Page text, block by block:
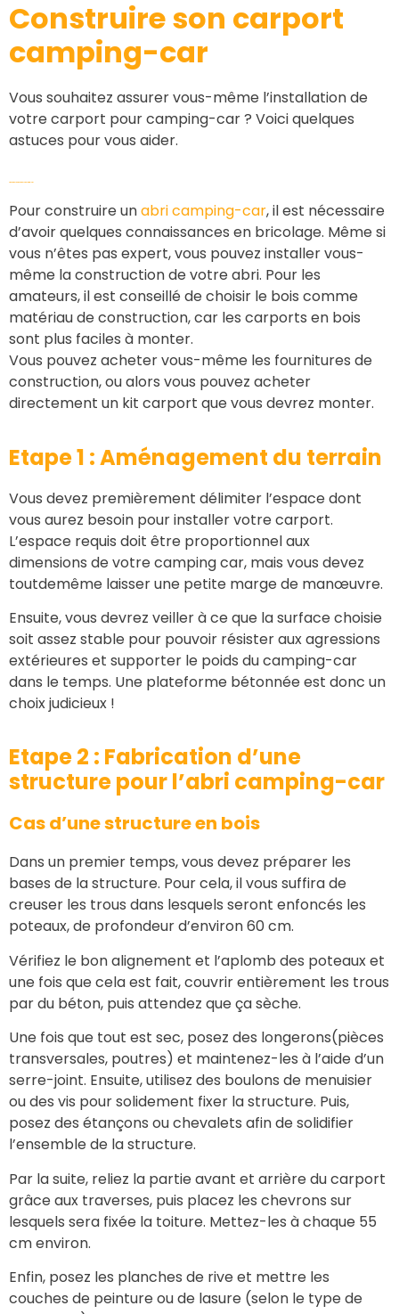
Construire son carport
camping-car
Vous souhaitez assurer vous-même l’installation de
votre carport pour camping-car ? Voici quelques
astuces pour vous aider.
Fabriquer un abri pour camping-car
Pour construire unabri camping-car, il est nécessaire
d’avoir quelques connaissances en bricolage. Même si
vous n’êtes pas expert, vous pouvez installer vous-
même la construction de votre abri. Pour les
amateurs, il est conseillé de choisir le bois comme
matériau de construction, car les carports en bois
sont plus faciles à monter.
Vous pouvez acheter vous-même les fournitures de
construction, ou alors vous pouvez acheter
directement un kit carport que vous devrez monter.
Etape 1 : Aménagement du terrain
Vous devez premièrement délimiter l’espace dont
vous aurez besoin pour installer votre carport.
L’espace requis doit être proportionnel aux
dimensions de votre camping car, mais vous devez
toutdemême laisser une petite marge de manœuvre.
Ensuite, vous devrez veiller à ce que la surface choisie
soit assez stable pour pouvoir résister aux agressions
extérieures et supporter le poids du camping-car
dans le temps. Une plateforme bétonnée est donc un
choix judicieux !
Etape 2 : Fabrication d’une
structure pour l’abri camping-car
Cas d’une structure en bois
Dans un premier temps, vous devez préparer les
bases de la structure. Pour cela, il vous suffira de
creuser les trous dans lesquels seront enfoncés les
poteaux, de profondeur d’environ 60 cm.
Vérifiez le bon alignement et l’aplomb des poteaux et
une fois que cela est fait, couvrir entièrement les trous
par du béton, puis attendez que ça sèche.
Une fois que tout est sec, posez des longerons(pièces
transversales, poutres) et maintenez-les à l’aide d’un
serre-joint. Ensuite, utilisez des boulons de menuisier
ou des vis pour solidement fixer la structure. Puis,
posez des étançons ou chevalets afin de solidifier
l’ensemble de la structure.
Par la suite, reliez la partie avant et arrière du carport
grâce aux traverses, puis placez les chevrons sur
lesquels sera fixée la toiture. Mettez-les à chaque 55
cm environ.
Enfin, posez les planches de rive et mettre les
couches de peinture ou de lasure (selon le type de